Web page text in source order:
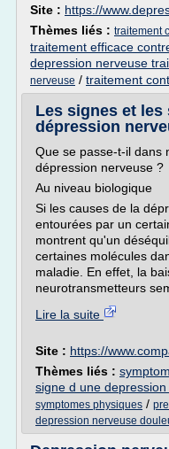
Site : https://
Thèmes liés : traitement
traitement efficace
depression nerveuse
nerveuse / traitement
Les signes et les
dépression
Que se passe-t-il dans
dépression nerveuse ?
Au niveau biologique
Si les causes de la
entourées par un
montrent qu'un
certaines molécules
maladie. En effet, la
neurotransmetteurs
Lire la suite
Site : https://
Thèmes liés :
signe d une
symptomes physiques /
depression nerveuse